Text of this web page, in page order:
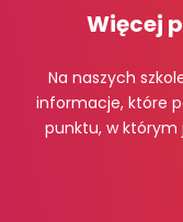
Więcej
Na naszych
informacje, które
punktu, w którym